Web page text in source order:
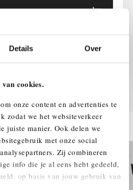
Details Over
cookies.
onze content en advertenties te
zodat we het websiteverkeer
juiste manier. Ook delen we
met onze social
Zij combineren
info die je al eens hebt gedeeld,
op basis van jouw gebruik van